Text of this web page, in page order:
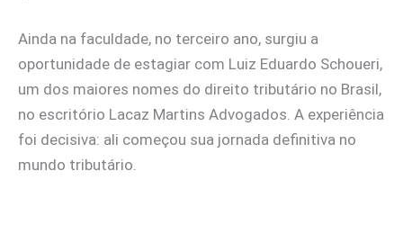
Ainda na faculdade, no terceiro ano, surgiu a
oportunidade de estagiar com Luiz Eduardo Schoueri,
um dos maiores nomes do direito tributário no Brasil,
no escritório Lacaz Martins Advogados. A experiência
foi decisiva: ali começou sua jornada definitiva no
mundo tributário.